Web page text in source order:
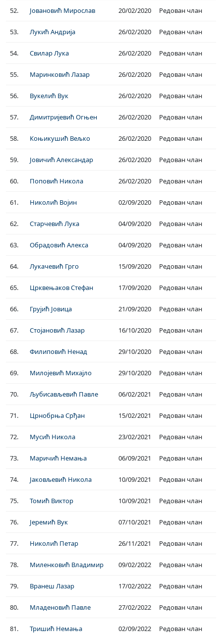
52. Јовановић Мирослав 20/02/2020 Редован члан
53. Лукић Андрија 26/02/2020 Редован члан
54. Свилар Лука 26/02/2020 Редован члан
55. Маринковић Лазар 26/02/2020 Редован члан
56. Вукелић Вук 26/02/2020 Редован члан
57. Димитријевић Огњен 26/02/2020 Редован члан
58. Коњикушић Вељко 26/02/2020 Редован члан
59. Јовичић Александар 26/02/2020 Редован члан
60. Поповић Никола 26/02/2020 Редован члан
61. Николић Војин 02/09/2020 Редован члан
62. Старчевић Лука 04/09/2020 Редован члан
63. Обрадовић Алекса 04/09/2020 Редован члан
64. Лукачевић Грго 15/09/2020 Редован члан
65. Црквењаков Стефан 17/09/2020 Редован члан
66. Грујић Јовица 21/09/2020 Редован члан
67. Стојановић Лазар 16/10/2020 Редован члан
68. Филиповић Ненад 29/10/2020 Редован члан
69. Милојевић Михајло 29/10/2020 Редован члан
70. Љубисављевић Павле 06/02/2021 Редован члан
71. Црнобрња Срђан 15/02/2021 Редован члан
72. Мусић Никола 23/02/2021 Редован члан
73. Маричић Немања 06/09/2021 Редован члан
74. Јаковљевић Никола 10/09/2021 Редован члан
75. Томић Виктор 10/09/2021 Редован члан
76. Јеремић Вук 07/10/2021 Редован члан
77. Николић Петар 26/11/2021 Редован члан
78. Миленковић Владимир 09/02/2022 Редован члан
79. Вранеш Лазар 17/02/2022 Редован члан
80. Младеновић Павле 27/02/2022 Редован члан
81. Тришић Немања 02/09/2022 Редован члан